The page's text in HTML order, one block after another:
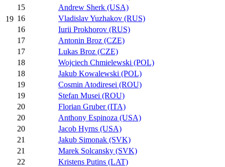
19
15
Andrew Sherk (USA)
16
Vladislav Yuzhakov (RUS)
16
Iurii Prokhorov (RUS)
17
Antonin Broz (CZE)
17
Lukas Broz (CZE)
18
Wojciech Chmielewski (POL)
18
Jakub Kowalewski (POL)
19
Cosmin Atodiresei (ROU)
19
Stefan Musei (ROU)
20
Florian Gruber (ITA)
20
Anthony Espinoza (USA)
20
Jacob Hyrns (USA)
21
Jakub Simonak (SVK)
21
Marek Solcansky (SVK)
22
Kristens Putins (LAT)